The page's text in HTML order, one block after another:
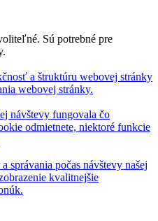
Sú potrebné pre
a štruktúru webovej stránky
webovej stránky.
návštevy fungovala čo
odmietnete, niektoré funkcie
správania počas návštevy našej
kvalitnejšie